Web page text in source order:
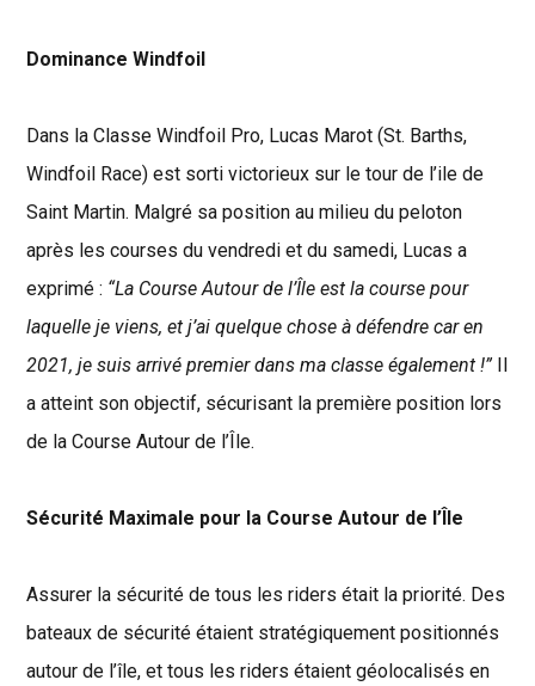
Dominance Windfoil
Dans la Classe Windfoil Pro, Lucas Marot (St. Barths,
Windfoil Race) est sorti victorieux sur le tour de l’ile de
Saint Martin. Malgré sa position au milieu du peloton
après les courses du vendredi et du samedi, Lucas a
exprimé : “La Course Autour de l’Île est la course pour
laquelle je viens, et j’ai quelque chose à défendre car en
2021, je suis arrivé premier dans ma classe également !”
a atteint son objectif, sécurisant la première position lors
de la Course Autour de l’Île.
Sécurité Maximale pour la Course Autour de l’Île
Assurer la sécurité de tous les riders était la priorité. Des
bateaux de sécurité étaient stratégiquement positionnés
autour de l’île, et tous les riders étaient géolocalisés en